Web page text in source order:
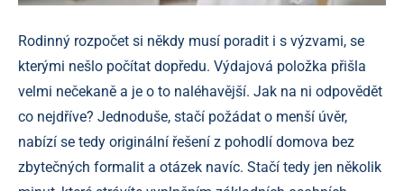
Rodinný rozpočet si někdy musí poradit i s výzvami, se
kterými nešlo počítat dopředu. Výdajová položka přišla
velmi nečekaně a je o to naléhavější. Jak na ni odpovědět
co nejdříve? Jednoduše, stačí požádat o menší úvěr,
nabízí se tedy originální řešení z pohodlí domova bez
zbytečných formalit a otázek navíc. Stačí tedy jen několik